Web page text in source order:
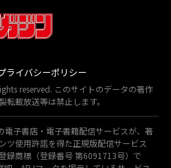
ライバシーポリシー
reserved. このサイトのデータの著作
載放送等は禁止します。
電子書店・電子書籍配信サービスが、著
ツ使用許諾を得た正規版配信サービス
録商標（登録番号 第6091713号）で